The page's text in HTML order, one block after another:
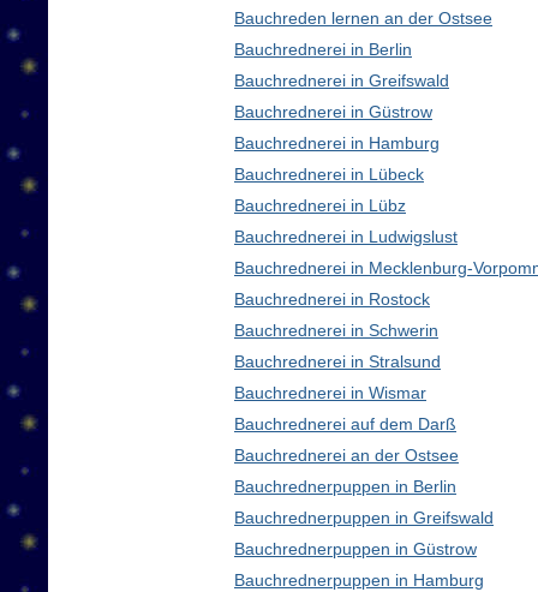
Bauchreden lernen an der Ostsee
Bauchrednerei in Berlin
Bauchrednerei in Greifswald
Bauchrednerei in Güstrow
Bauchrednerei in Hamburg
Bauchrednerei in Lübeck
Bauchrednerei in Lübz
Bauchrednerei in Ludwigslust
Bauchrednerei in Mecklenburg-
Bauchrednerei in Rostock
Bauchrednerei in Schwerin
Bauchrednerei in Stralsund
Bauchrednerei in Wismar
Bauchrednerei auf dem Darß
Bauchrednerei an der Ostsee
Bauchrednerpuppen in Berlin
Bauchrednerpuppen in Greifswald
Bauchrednerpuppen in Güstrow
Bauchrednerpuppen in Hamburg